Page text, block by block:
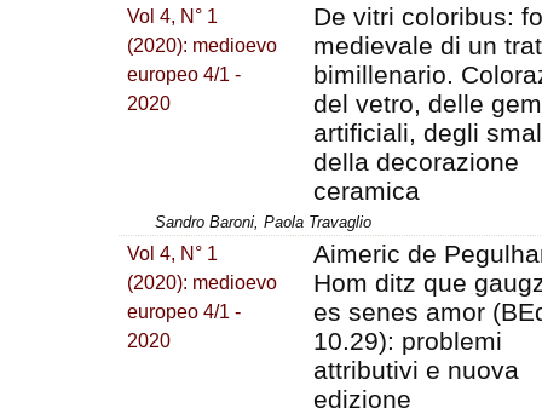
Vol 4, N° 1
(2020): medioevo
europeo 4/1 -
2020
De vitri coloribus:
medievale di un
bimillenario.
del vetro, delle
artificiali, degli
della decorazione
ceramica
Sandro Baroni, Paola Travaglio
Vol 4, N° 1
(2020): medioevo
europeo 4/1 -
2020
Aimeric de
Hom ditz que
es senes amor
10.29): problemi
attributivi e nuova
edizione